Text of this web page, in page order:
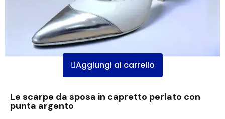
Aggiungi al carrello
Le scarpe da sposa in capretto perlato con
punta argento